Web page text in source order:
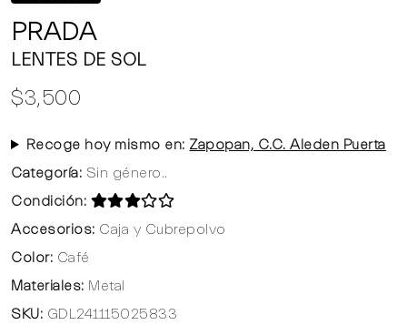
PRADA
LENTES DE SOL
$3,500
Recoge hoy mismo en: Zapopan, C.C. Aleden Puerta
Categoría: Sin género..
Condición:
Accesorios: Caja y Cubrepolvo
Color: Café
Materiales: Metal
SKU: GDL241115025833